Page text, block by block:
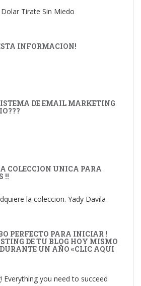
INFORMACION!
DE EMAIL MARKETING
COLECCION UNICA PARA
!!
PERFECTO PARA INICIAR !
DE TU BLOG HOY MISMO
UN AÑO «CLIC AQUI